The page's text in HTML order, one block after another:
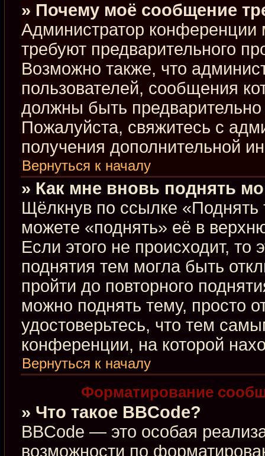
» Почему моё сообщение
Администратор
требуют предварительного
Возможно также, что
пользователей, сообщения
должны быть
Пожалуйста, свяжитесь с
получения дополнительной
Вернуться к началу
» Как мне вновь поднять
Щёлкнув по ссылке
можете «поднять» её в
Если этого не происходит, то
поднятия тем могла быть
пройти до повторного
можно поднять тему, просто
удостоверьтесь, что тем
конференции, на которой
Вернуться к началу
Форматирование
» Что такое BBCode?
BBCode — это особая
возможности по